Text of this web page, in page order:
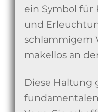
ein Symbol für
und
schlammigem
makellos an
Diese Haltung
fundamentalen